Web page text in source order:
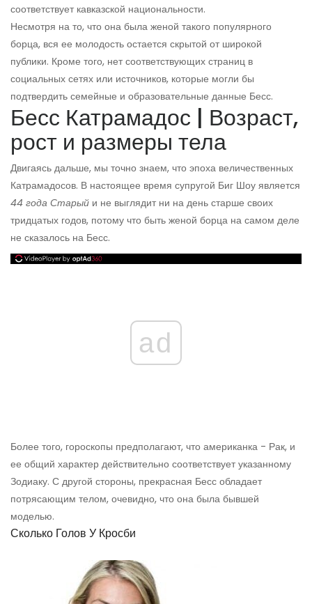
соответствует кавказской национальности.
Несмотря на то, что она была женой такого популярного
борца, вся ее молодость остается скрытой от широкой
публики. Кроме того, нет соответствующих страниц в
социальных сетях или источников, которые могли бы
подтвердить семейные и образовательные данные Бесс.
Бесс Катрамадос | Возраст,
рост и размеры тела
Двигаясь дальше, мы точно знаем, что эпоха величественных
Катрамадосов. В настоящее время супругой Биг Шоу является
44 года Старый и не выглядит ни на день старше своих
тридцатых годов, потому что быть женой борца на самом деле
не сказалось на Бесс.
ad
Более того, гороскопы предполагают, что американка - Рак, и
ее общий характер действительно соответствует указанному
Зодиаку. С другой стороны, прекрасная Бесс обладает
потрясающим телом, очевидно, что она была бывшей
моделью.
Сколько Голов У Кросби